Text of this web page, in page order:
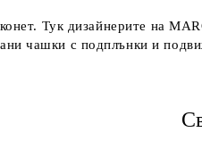
Тук дизайнерите на
чашки с подплънки и